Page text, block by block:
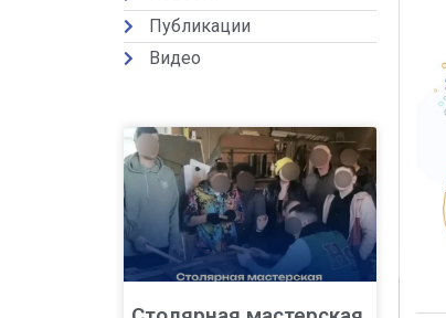
Публикации
Видео